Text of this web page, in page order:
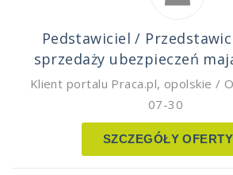
Pedstawiciel /
sprzedaży ubezpieczeń
Klient portalu Praca.pl, opolskie /
07-30
SZCZEGÓŁY OFERTY